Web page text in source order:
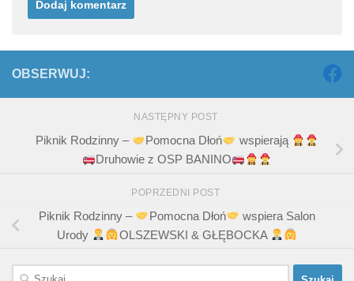
OBSERWUJ:
NASTĘPNY POST
Piknik Rodzinny – Pomocna Dłoń
wspierają
Druhowie z OSP BANINO
POPRZEDNI POST
Piknik Rodzinny – Pomocna Dłoń
wspiera Salon
Urody
OLSZEWSKI & GŁĘBOCKA
Szukaj: